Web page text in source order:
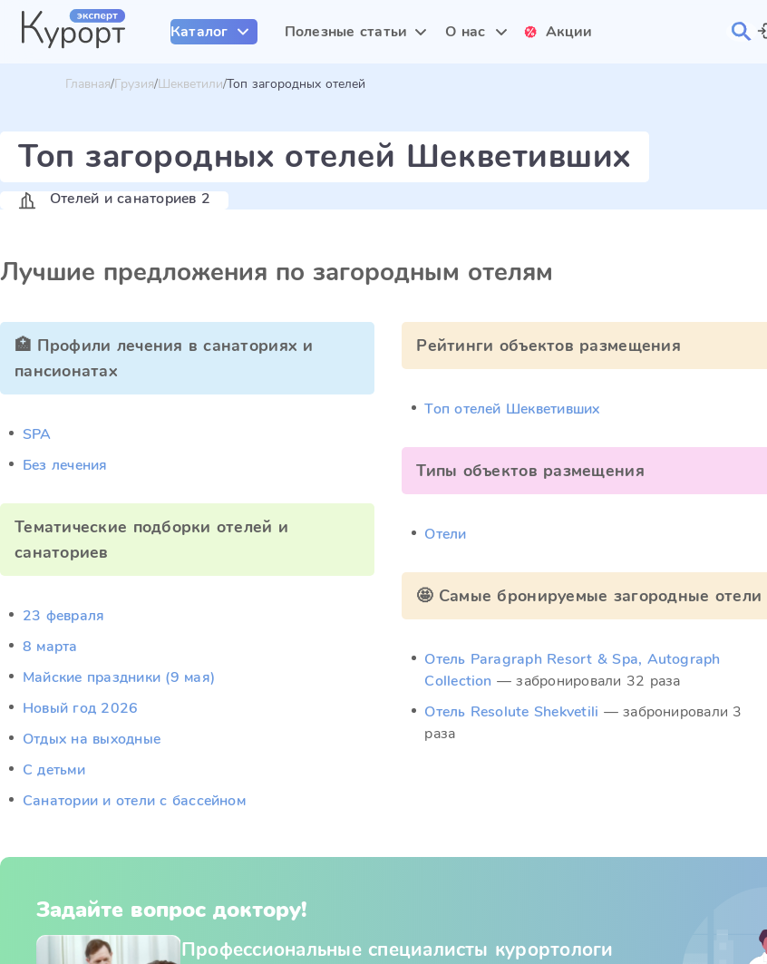
Каталог Полезные статьи О нас Акции
Главная Грузия Шекветили Топ загородных отелей
Топ загородных отелей Шекветивших
Отелей и санаториев 2
Лучшие предложения по загородным отелям
🏥 Профили лечения в санаториях и
пансионатах
SPA
Без лечения
Тематические подборки отелей и
санаториев
23 февраля
8 марта
Майские праздники (9 мая)
Новый год 2026
Отдых на выходные
С детьми
Санатории и отели с бассейном
Рейтинги объектов размещения
Топ отелей Шекветивших
Типы объектов размещения
Отели
🤩 Самые бронируемые загородные отели
Отель Paragraph Resort & Spa, Autograph
Collection — забронировали 32 раза
Отель Resolute Shekvetili — забронировали 3
раза
Задайте вопрос доктору!
Профессиональные специалисты курортологи